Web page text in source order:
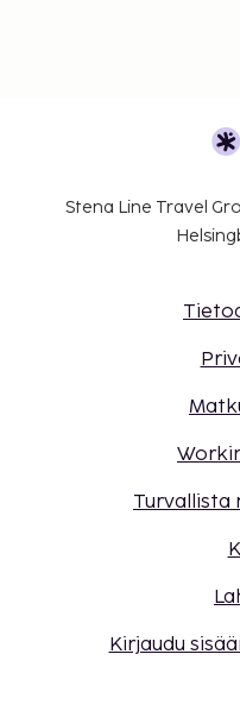
Stena Line Travel
Turvallista
Kirjaudu